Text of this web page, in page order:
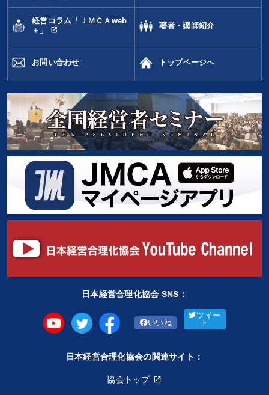
経営コラム「ＪＭＣＡweb
＋」
open_in_new
著者・講師紹介
お問い合わせ トップページへ
日本経営合理化協会 SNS：
いいね
ツイー
ト
日本経営合理化協会の関連サイト：
協会トップ